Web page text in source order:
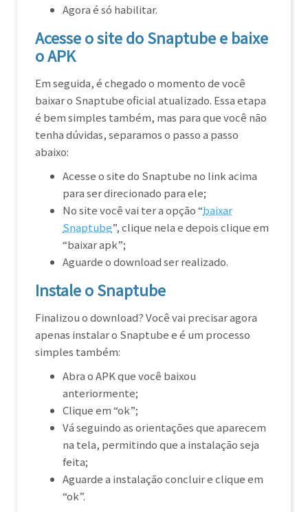
Agora é só habilitar.
Acesse o site do Snaptube e baixe
o APK
Em seguida, é chegado o momento de você
baixar o Snaptube oficial atualizado. Essa etapa
é bem simples também, mas para que você não
tenha dúvidas, separamos o passo a passo
abaixo:
Acesse o site do Snaptube no link acima
para ser direcionado para ele;
No site você vai ter a opção “baixar
Snaptube”, clique nela e depois clique em
“baixar apk”;
Aguarde o download ser realizado.
Instale o Snaptube
Finalizou o download? Você vai precisar agora
apenas instalar o Snaptube e é um processo
simples também:
Abra o APK que você baixou
anteriormente;
Clique em “ok”;
Vá seguindo as orientações que aparecem
na tela, permitindo que a instalação seja
feita;
Aguarde a instalação concluir e clique em
“ok”.